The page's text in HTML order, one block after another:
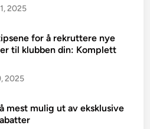
2025
for å rekruttere nye
til klubben din: Komplett
2025
mest mulig ut av eksklusive